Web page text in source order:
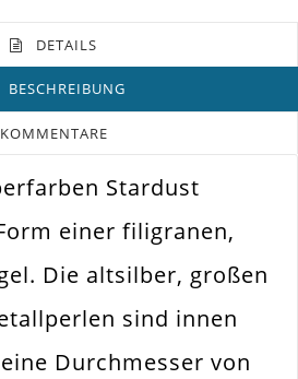
DETAILS
BESCHREIBUNG
KOMMENTARE
Gunmetal
Schmuckperle
Stardust Perle
Halsketten. Armbänder. Ohrringe.
Universell Einsetzbar
Stardust
einer filigranen,
Die altsilber, großen
sind innen
Durchmesser von